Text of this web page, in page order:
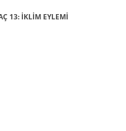
13: İKLİM EYLEMİ